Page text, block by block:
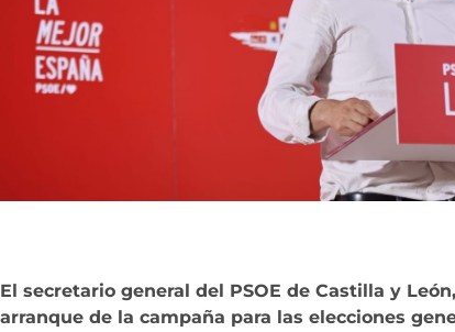
El secretario general del PSOE de Castilla y
arranque de la campaña para las elecciones